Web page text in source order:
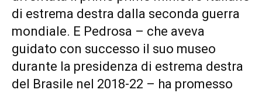
di estrema destra dalla seconda guerra
mondiale. E Pedrosa – che aveva
guidato con successo il suo museo
durante la presidenza di estrema destra
del Brasile nel 2018-22 – ha promesso